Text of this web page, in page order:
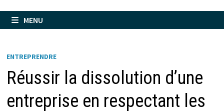
MENU
ENTREPRENDRE
Réussir la dissolution d’une
entreprise en respectant les